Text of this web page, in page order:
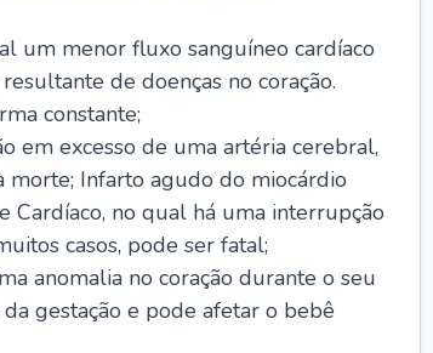
um menor fluxo sanguíneo cardíaco
de doenças no coração.
constante;
em excesso de uma artéria cerebral,
morte; Infarto agudo do miocárdio
Cardíaco, no qual há uma interrupção
casos, pode ser fatal;
anomalia no coração durante o seu
gestação e pode afetar o bebê